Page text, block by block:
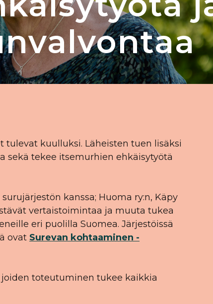
kuulluksi. Läheisten tuen lisäksi
sekä tekee itsemurhien ehkäisytyötä
kanssa; Huoma ry:n, Käpy
vertaistoimintaa ja muuta tukea
eri puolilla Suomea. Järjestöissä
ovat Surevan kohtaaminen -
toteutuminen tukee kaikkia